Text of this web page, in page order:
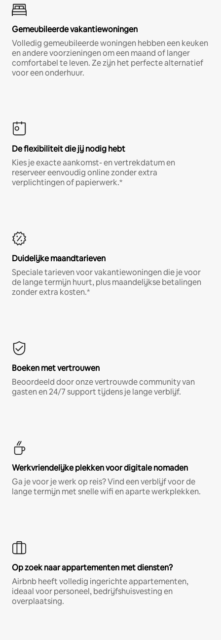
Gemeubileerde vakantiewoningen
Volledig gemeubileerde woningen hebben een keuken
en andere voorzieningen om een maand of langer
comfortabel te leven. Ze zijn het perfecte alternatief
voor een onderhuur.
De flexibiliteit die jij nodig hebt
Kies je exacte aankomst- en vertrekdatum en
reserveer eenvoudig online zonder extra
verplichtingen of papierwerk.*
Duidelijke maandtarieven
Speciale tarieven voor vakantiewoningen die je voor
de lange termijn huurt, plus maandelijkse betalingen
zonder extra kosten.*
Boeken met vertrouwen
Beoordeeld door onze vertrouwde community van
gasten en 24/7 support tijdens je lange verblijf.
Werkvriendelijke plekken voor digitale nomaden
Ga je voor je werk op reis? Vind een verblijf voor de
lange termijn met snelle wifi en aparte werkplekken.
Op zoek naar appartementen met diensten?
Airbnb heeft volledig ingerichte appartementen,
ideaal voor personeel, bedrijfshuisvesting en
overplaatsing.